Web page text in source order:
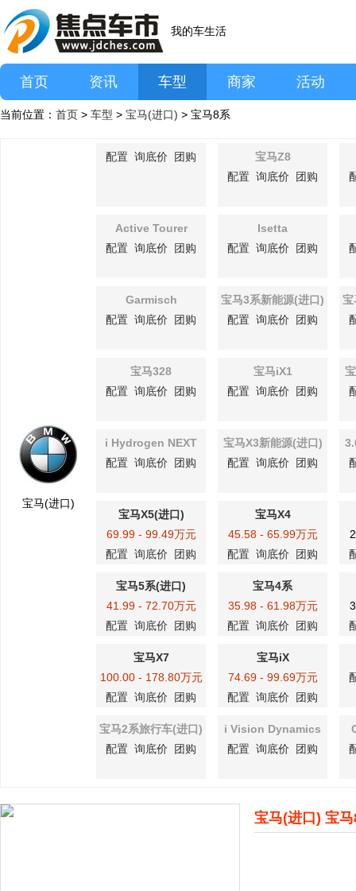
我的车生活
首页 资讯 车型 商家 活动
当前位置： 首页 > 车型 > 宝马(进口) > 宝马8系
宝马(进口)
配置 询底价 团购
宝马Z8
配置 询底价 团购
Active Tourer
配置 询底价 团购
Isetta
配置 询底价 团购
Garmisch
配置 询底价 团购
宝马3系新能源(进口)
配置 询底价 团购
宝
宝马328
配置 询底价 团购
宝马iX1
配置 询底价 团购
i Hydrogen NEXT
配置 询底价 团购
宝马X3新能源(进口)
配置 询底价 团购
宝马X5(进口)
69.99 - 99.49万元
配置 询底价 团购
宝马X4
45.58 - 65.99万元
配置 询底价 团购
宝马5系(进口)
41.99 - 72.70万元
配置 询底价 团购
宝马4系
35.98 - 61.98万元
配置 询底价 团购
宝马X7
100.00 - 178.80万元
配置 询底价 团购
宝马iX
74.69 - 99.69万元
配置 询底价 团购
宝马2系旅行车(进口)
配置 询底价 团购
i Vision Dynamics
配置 询底价 团购
宝马(进口) 宝